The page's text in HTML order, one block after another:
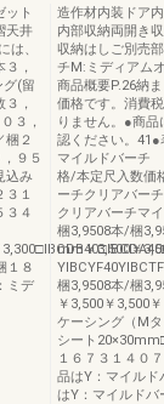
ット
天井
は、
，
(留
，
３，
２
９５
込み
３１
３４
１８
ミデ
造作材内装ドア
内部収納両開き
収納はしご別売
チM:ミディアム
商品概要P.26納
価格です。消費
りません。●商
認ください。
マイルドバーチ
格/本定尺入数
ーチクリアバー
クリアバーチマ
梱3,9508本/梱
mm￥3,500￥
梱3,9508本/梱
￥3,500￥3,500
ケーシング（M
シート
１６７３１４０
品はY：マイル
はY：マイルド